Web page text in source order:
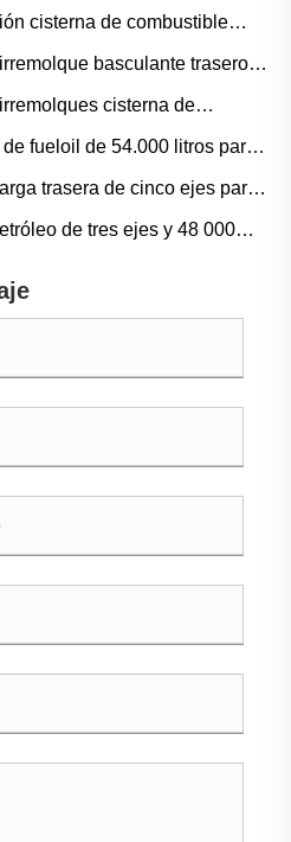
cisterna de combustible
para proyectos de
basculante trasero
canteras y transporte pesado
cisterna de
transporte de cemento a
fueloil de 54.000 litros para
a granel: aplicaciones,
trasera de cinco ejes para
canteras y construcción
de tres ejes y 48 000
compra